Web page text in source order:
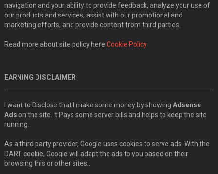
navigation and your ability to provide feedback, analyze your use of
our products and services, assist with our promotional and
marketing efforts, and provide content from third parties.
Read more about site policy here Cookie Policy
EARNING DISCLAIMER
I want to Disclose that I make some money by showing Adsense
Ads on the site. It Pays some server bills and helps to keep the site
running.
As a third party provider, Google uses cookies to serve ads. With the
DART cookie, Google will adapt the ads to you based on their
browsing this or other sites..